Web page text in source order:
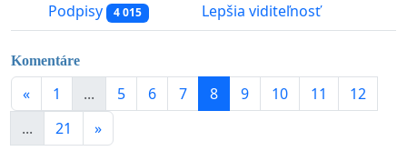
Podpisy 4 015 Lepšia viditeľnosť
Komentáre
« 1 ... 5 6 7 8 9 10 11
12
...
21 »